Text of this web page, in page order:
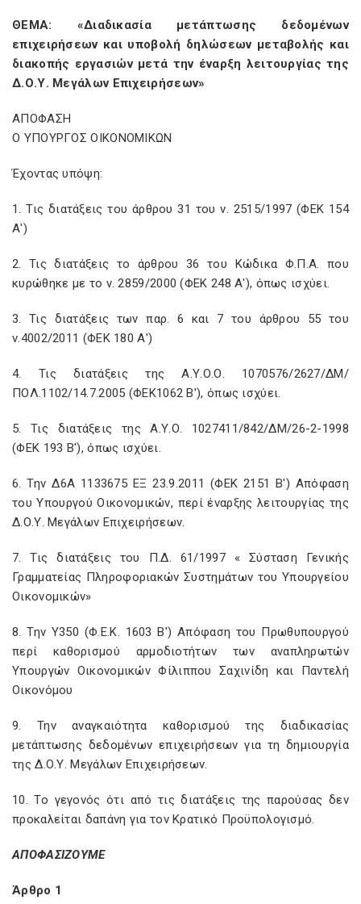
ΘΕΜΑ: «Διαδικασία μετάπτωσης δεδομένων
επιχειρήσεων και υποβολή δηλώσεων μεταβολής και
διακοπής εργασιών μετά την έναρξη λειτουργίας της
Δ.Ο.Υ. Μεγάλων Επιχειρήσεων»
ΑΠΟΦΑΣΗ
Ο ΥΠΟΥΡΓΟΣ ΟΙΚΟΝΟΜΙΚΩΝ
Έχοντας υπόψη:
1. Τις διατάξεις του άρθρου 31 του ν. 2515/1997 (ΦΕΚ 154
Α')
2. Τις διατάξεις το άρθρου 36 του Κώδικα Φ.Π.Α. που
κυρώθηκε με το ν. 2859/2000 (ΦΕΚ 248 Α'), όπως ισχύει.
3. Τις διατάξεις των παρ. 6 και 7 του άρθρου 55 του
ν.4002/2011 (ΦΕΚ 180 Α')
4. Τις διατάξεις της Α.Υ.Ο.Ο. 1070576/2627/ΔΜ/
ΠΟΛ.1102/14.7.2005 (ΦΕΚ1062 Β'), όπως ισχύει.
5. Τις διατάξεις της Α.Υ.Ο. 1027411/842/ΔΜ/26-2-1998
(ΦΕΚ 193 Β'), όπως ισχύει.
6. Την Δ6Α 1133675 ΕΞ 23.9.2011 (ΦΕΚ 2151 Β') Απόφαση
του Υπουργού Οικονομικών, περί έναρξης λειτουργίας της
Δ.Ο.Υ. Μεγάλων Επιχειρήσεων.
7. Τις διατάξεις του Π.Δ. 61/1997 « Σύσταση Γενικής
Γραμματείας Πληροφοριακών Συστημάτων του Υπουργείου
Οικονομικών»
8. Την Υ350 (Φ.Ε.Κ. 1603 Β') Απόφαση του Πρωθυπουργού
περί καθορισμού αρμοδιοτήτων των αναπληρωτών
Υπουργών Οικονομικών Φίλιππου Σαχινίδη και Παντελή
Οικονόμου
9. Την αναγκαιότητα καθορισμού της διαδικασίας
μετάπτωσης δεδομένων επιχειρήσεων για τη δημιουργία
της Δ.Ο.Υ. Μεγάλων Επιχειρήσεων.
10. Το γεγονός ότι από τις διατάξεις της παρούσας δεν
προκαλείται δαπάνη για τον Κρατικό Προϋπολογισμό.
ΑΠΟΦΑΣΙΖΟΥΜΕ
Άρθρο 1